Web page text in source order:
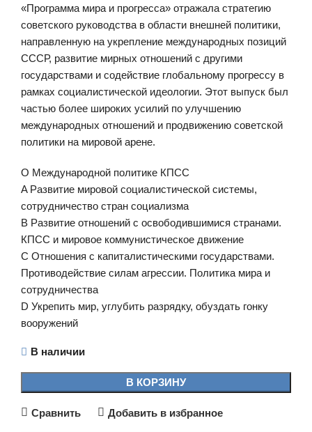
«Программа мира и прогресса» отражала стратегию
советского руководства в области внешней политики,
направленную на укрепление международных позиций
СССР, развитие мирных отношений с другими
государствами и содействие глобальному прогрессу в
рамках социалистической идеологии. Этот выпуск был
частью более широких усилий по улучшению
международных отношений и продвижению советской
политики на мировой арене.
О Международной политике КПСС
A Развитие мировой социалистической системы,
сотрудничество стран социализма
B Развитие отношений с освободившимися странами.
КПСС и мировое коммунистическое движение
C Отношения с капиталистическими государствами.
Противодействие силам агрессии. Политика мира и
сотрудничества
D Укрепить мир, углубить разрядку, обуздать гонку
вооружений
В наличии
В КОРЗИНУ
Сравнить Добавить в избранное